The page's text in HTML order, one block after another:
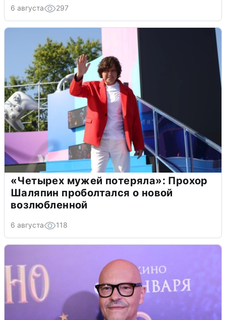
6 августа 297
«Четырех мужей потеряла»: Прохор
Шаляпин проболтался о новой
возлюбленной
6 августа 118